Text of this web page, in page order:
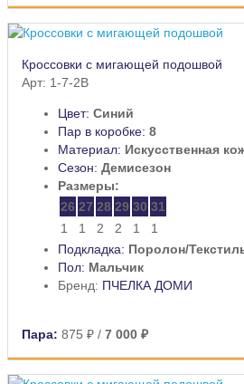
Кроссовки с мигающей подошвой
Арт: 1-7-2B
Цвет: Синий
Пар в коробке: 8
Материал: Искусственная
Сезон: Демисезон
Размеры:
26 27 28 29 30 31
1
1 2 2 1
1
Подкладка: Поролон/
Пол: Мальчик
Бренд: ПЧЕЛКА ДОМИ
Пара: 875 ₽ / 7 000 ₽